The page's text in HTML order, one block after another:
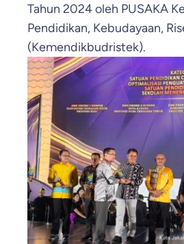
Tahun 2024 oleh PUSAKA
Pendidikan, Kebudayaan,
(Kemendikbudristek).